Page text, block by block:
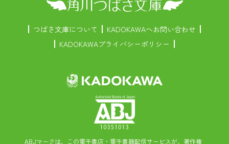
つばさ文庫について
KADOKAWAへお問い合わせ
KADOKAWAプライバシーポリシー
ABJマークは、この電子書店・電子書籍配信サービスが、著作権